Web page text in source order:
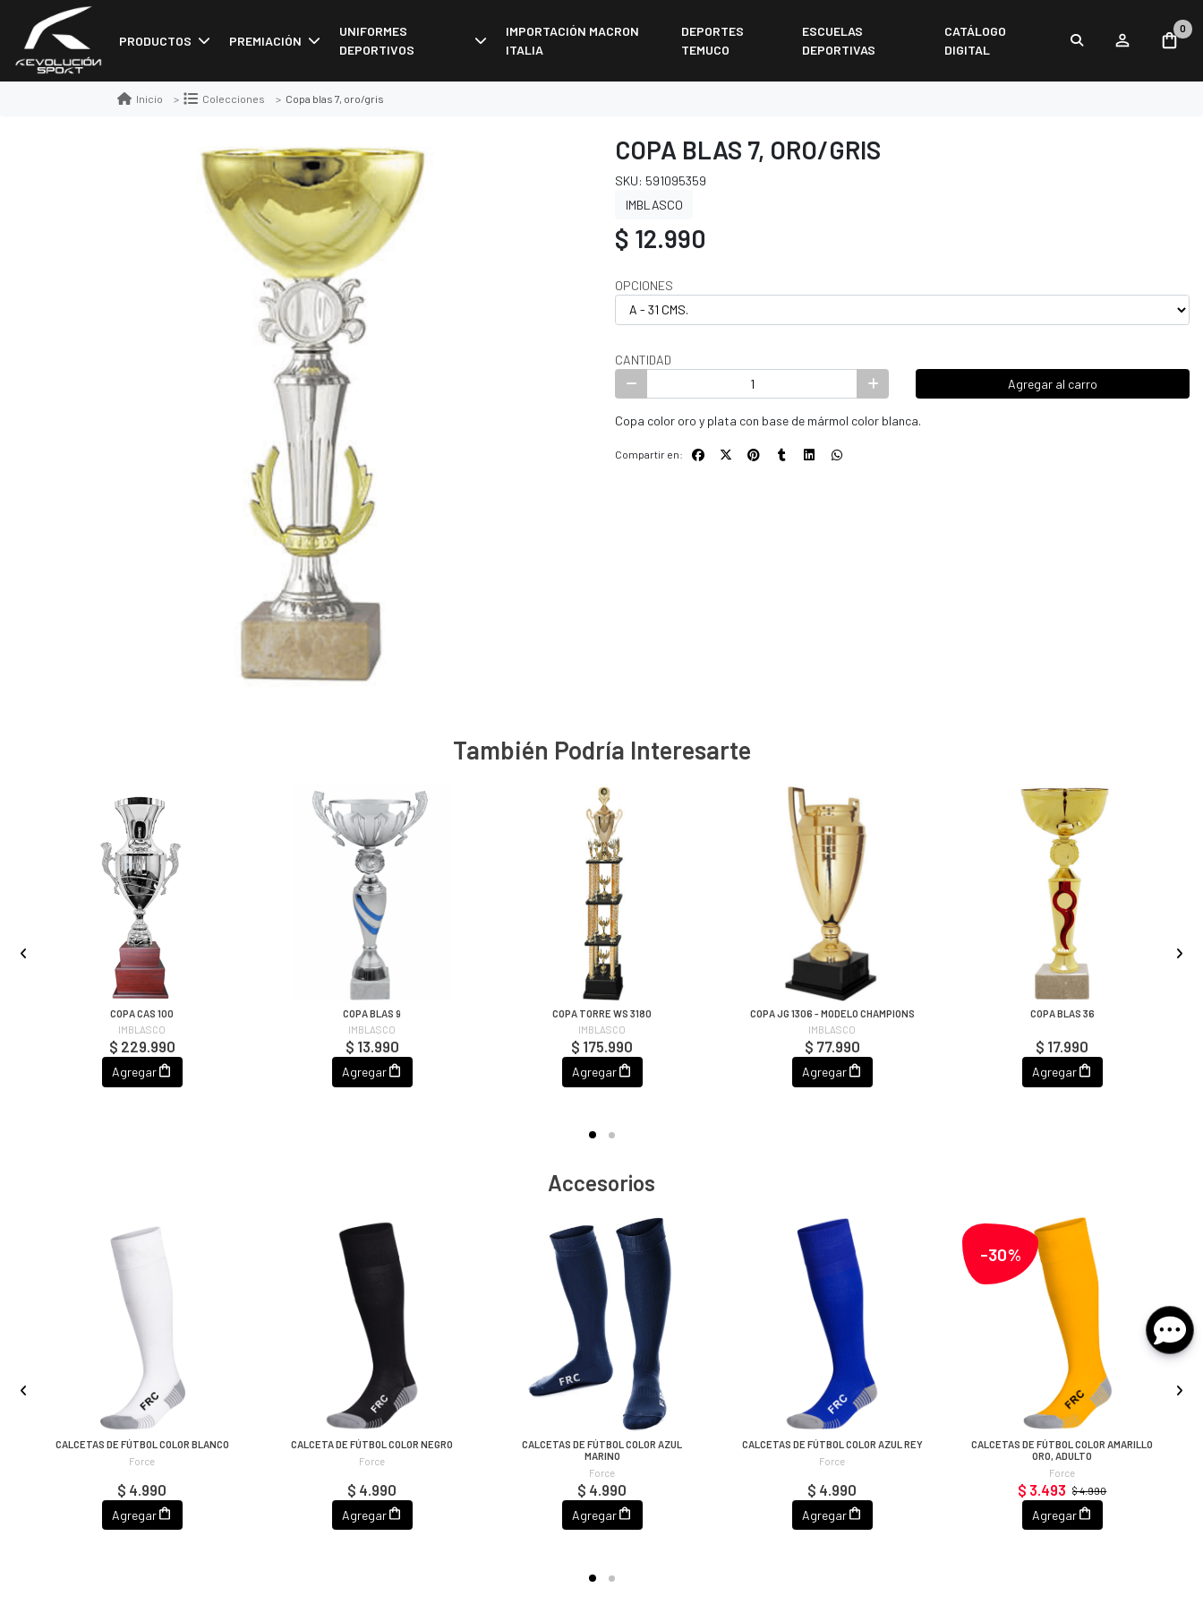
PRODUCTOS PREMIACIÓN
UNIFORMES
DEPORTIVOS
IMPORTACIÓN MACRON
ITALIA
DEPORTES
TEMUCO
ESCUELAS
DEPORTIVAS
CATÁLOGO
DIGITAL
0
Inicio Colecciones Copa blas 7, oro/gris
COPA BLAS 7, ORO/GRIS
SKU: 591095359
IMBLASCO
$ 12.990
OPCIONES
CANTIDAD
Agregar al carro
Copa color oro y plata con base de mármol color blanca.
Compartir en:
También Podría Interesarte
COPA CAS 100
IMBLASCO
$ 229.990
Agregar
COPA BLAS 9
IMBLASCO
$ 13.990
Agregar
COPA TORRE WS 3180
IMBLASCO
$ 175.990
Agregar
COPA JG 1306 - MODELO CHAMPIONS
IMBLASCO
$ 77.990
Agregar
COPA BLAS 36
$ 17.990
Agregar
Accesorios
CALCETAS DE FÚTBOL COLOR BLANCO
Force
$ 4.990
Agregar
CALCETA DE FÚTBOL COLOR NEGRO
Force
$ 4.990
Agregar
CALCETAS DE FÚTBOL COLOR AZUL
MARINO
Force
$ 4.990
Agregar
CALCETAS DE FÚTBOL COLOR AZUL REY
Force
$ 4.990
Agregar
-30%
CALCETAS DE FÚTBOL COLOR AMARILLO
ORO, ADULTO
Force
$ 4.990
$ 3.493
Agregar